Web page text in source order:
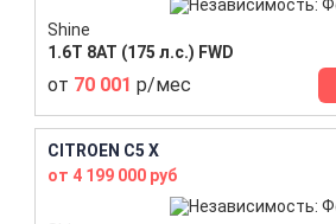
Shine
1.6T 8AT (175 л.с.) FWD
от 70 001 р/мес
CITROEN C5 X
от 4 199 000 руб